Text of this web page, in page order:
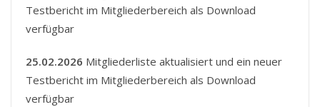
Testbericht im Mitgliederbereich als Download
verfügbar
25.02.2026 Mitgliederliste aktualisiert und ein neuer
Testbericht im Mitgliederbereich als Download
verfügbar